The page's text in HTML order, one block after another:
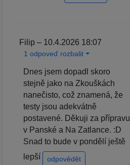
Filip – 10.4.2026 18:07
1 odpoveď rozbalit
Dnes jsem dopadl skoro
stejně jako na Zkouškách
nanečisto, což znamená, že
testy jsou adekvátně
postavené. Děkuji za přípravu
v Panské a Na Zatlance. :D
Snad to bude v pondělí ještě
lepší
odpovědět